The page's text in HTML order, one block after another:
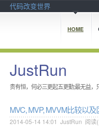
代码改变世界
HOME
JustRun
贵有恒，何必三更起五更勤;最无益，
MVC, MVP, MVVM比较以及
2014-05-14 14:01 JustRun 阅读(